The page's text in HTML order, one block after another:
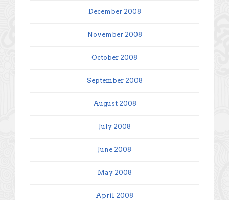
December 2008
November 2008
October 2008
September 2008
August 2008
July 2008
June 2008
May 2008
April 2008